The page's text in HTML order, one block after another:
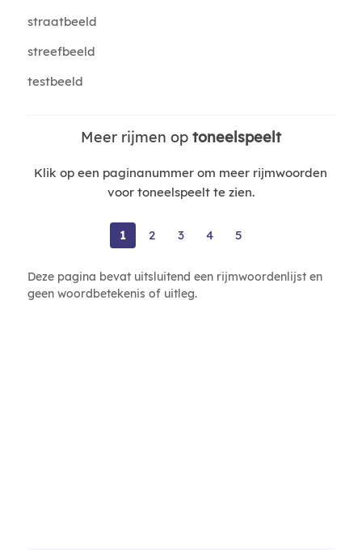
straatbeeld
streefbeeld
testbeeld
Meer rijmen op toneelspeelt
Klik op een paginanummer om meer rijmwoorden
voor toneelspeelt te zien.
1 2 3 4 5
Deze pagina bevat uitsluitend een rijmwoordenlijst en
geen woordbetekenis of uitleg.